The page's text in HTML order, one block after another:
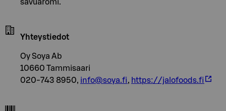
savuaromi.
Yhteystiedot
Oy Soya Ab
10660 Tammisaari
020-743 8950, info@soya.fi, https://jalofoods.fi